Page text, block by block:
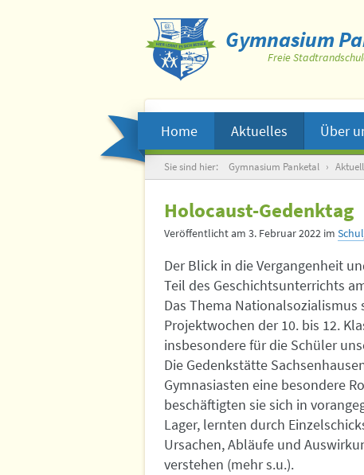
Gymnasium
Freie
Home Aktuelles Über
Suche
Sie sind hier: Gymnasium Panketal ›
Holocaust-Gedenktag
Veröffentlicht am 3. Februar 2022 im
Der Blick in die Vergangenheit
Teil des Geschichtsunterrichts
Das Thema
Projektwochen der 10. bis 12.
insbesondere für die Schüler
Die Gedenkstätte
Gymnasiasten eine besondere
beschäftigten sie sich in
Lager, lernten durch
Ursachen, Abläufe und
verstehen (mehr s.u.).